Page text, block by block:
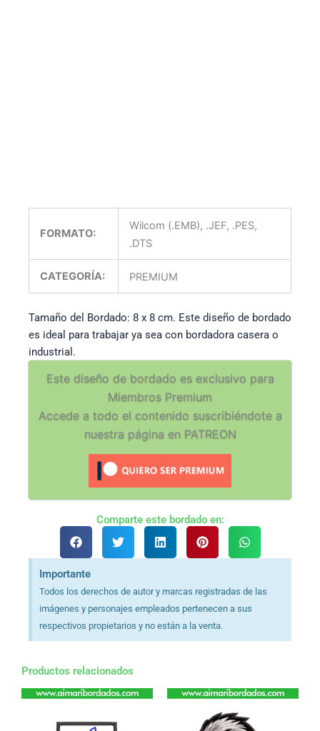
FORMATO:
Wilcom (.EMB), .JEF, .PES,
.DTS
CATEGORÍA: PREMIUM
Tamaño del Bordado: 8 x 8 cm. Este diseño de bordado
es ideal para trabajar ya sea con bordadora casera o
industrial.
Este diseño de bordado es exclusivo para
Miembros Premium
Accede a todo el contenido suscribiéndote a
nuestra página en PATREON
Comparte este bordado en:
Importante
Todos los derechos de autor y marcas registradas de las
imágenes y personajes empleados pertenecen a sus
respectivos propietarios y no están a la venta.
Productos relacionados